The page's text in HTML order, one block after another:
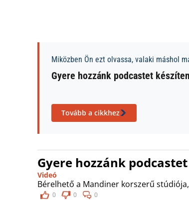
Miközben Ön ezt olvassa, valaki máshol
Gyere hozzánk podcastet
Tovább a cikkhez
Gyere hozzánk
Videó
Bérelhető a Mandiner korszerű
0 0 0